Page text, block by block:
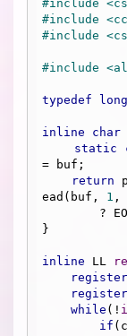
#include
#include
#include
#include
typedef long
inline char
static
= buf;
return
ead(buf, 1 ,
}
inline LL
register
register
while (!
if